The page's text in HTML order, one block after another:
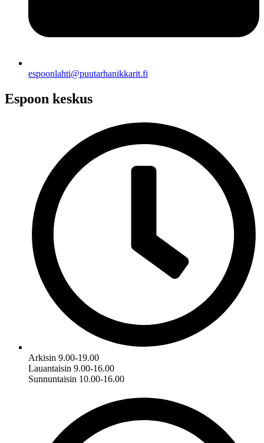
espoonlahti@puutarhanikkarit.fi
Espoon keskus
Arkisin 9.00-19.00
Lauantaisin 9.00-16.00
Sunnuntaisin 10.00-16.00